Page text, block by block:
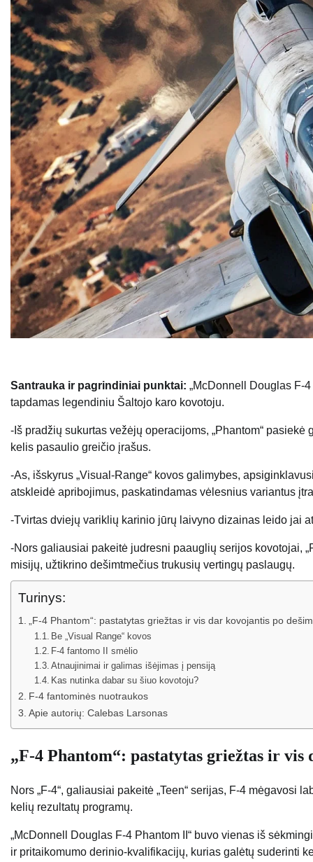
Santrauka ir pagrindiniai punktai: „McDonnell Douglas F-
tapdamas legendiniu Šaltojo karo kovotoju.
-Iš pradžių sukurtas vežėjų operacijoms, „Phantom“
kelis pasaulio greičio įrašus.
-As, išskyrus „Visual-Range“ kovos galimybes,
atskleidė apribojimus, paskatindamas vėlesnius variantus
-Tvirtas dviejų variklių karinio jūrų laivyno dizainas leido jai
-Nors galiausiai pakeitė judresni paauglių serijos kovotojai,
misijų, užtikrino dešimtmečius trukusių vertingų paslaugų.
Turinys:
„F-4 Phantom“: pastatytas griežtas ir vis dar kovojantis po
Be „Visual Range“ kovos
F-4 fantomo II smėlio
Atnaujinimai ir galimas išėjimas į pensiją
Kas nutinka dabar su šiuo kovotoju?
F-4 fantominės nuotraukos
Apie autorių: Calebas Larsonas
„F-4 Phantom“: pastatytas griežtas ir
Nors „F-4“, galiausiai pakeitė „Teen“ serijas, F-4
kelių rezultatų programų.
„McDonnell Douglas F-4 Phantom II“ buvo vienas iš
ir pritaikomumo derinio-kvalifikacijų, kurias galėtų suderinti